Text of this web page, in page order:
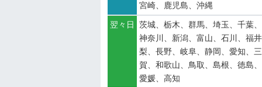
宮崎、鹿児島、沖縄
翌々日
茨城、栃木、群馬、埼玉、千葉
神奈川、新潟、富山、石川、福
梨、長野、岐阜、静岡、愛知、
賀、和歌山、鳥取、島根、徳島
愛媛、高知